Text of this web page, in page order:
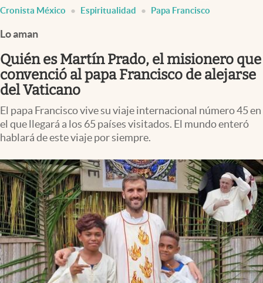
Pc y celular
Vida y estilo
Tv
Clima
Espiritualidad
Mediakit
abre en nueva pestaña
México
Cronista México Espiritualidad Papa Francisco
Lo aman
Quién es Martín Prado, el misionero que
convenció al papa Francisco de alejarse
del Vaticano
El papa Francisco vive su viaje internacional número 45 en
el que llegará a los 65 países visitados. El mundo enteró
hablará de este viaje por siempre.